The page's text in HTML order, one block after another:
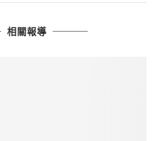
相關報導